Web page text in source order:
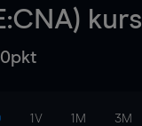
kurs
0pkt
1V 1M 3M